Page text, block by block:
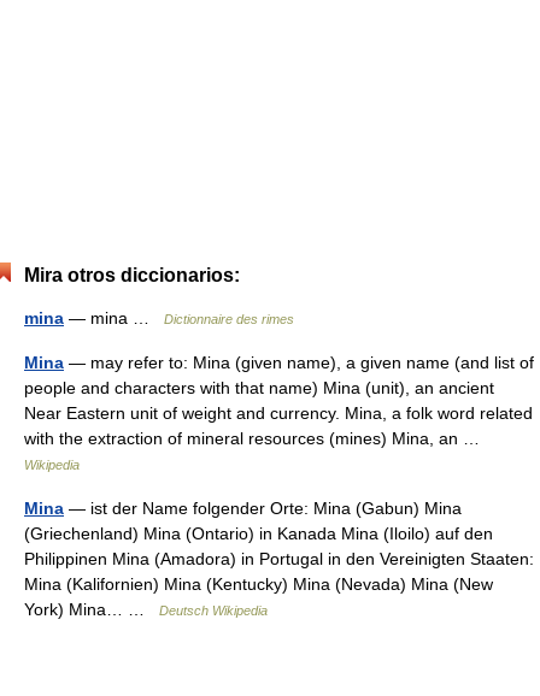
Mira otros diccionarios:
mina — mina … Dictionnaire des rimes
Mina — may refer to: Mina (given name), a given name (and list of
people and characters with that name) Mina (unit), an ancient
Near Eastern unit of weight and currency. Mina, a folk word related
with the extraction of mineral resources (mines) Mina, an …
Wikipedia
Mina — ist der Name folgender Orte: Mina (Gabun) Mina
(Griechenland) Mina (Ontario) in Kanada Mina (Iloilo) auf den
Philippinen Mina (Amadora) in Portugal in den Vereinigten Staaten:
Mina (Kalifornien) Mina (Kentucky) Mina (Nevada) Mina (New
York) Mina… …
Deutsch Wikipedia